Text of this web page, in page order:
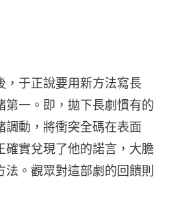
，于正說要用新方法寫長
第一。即，拋下長劇慣有的
調動，將衝突全碼在表面
確實兌現了他的諾言，大膽
。觀眾對這部劇的回饋則